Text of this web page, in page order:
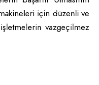
için düzenli ve
vazgeçilmez